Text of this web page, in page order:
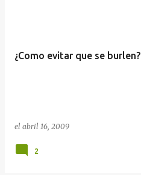
¿Como evitar que se burlen?
el abril 16, 2009
2